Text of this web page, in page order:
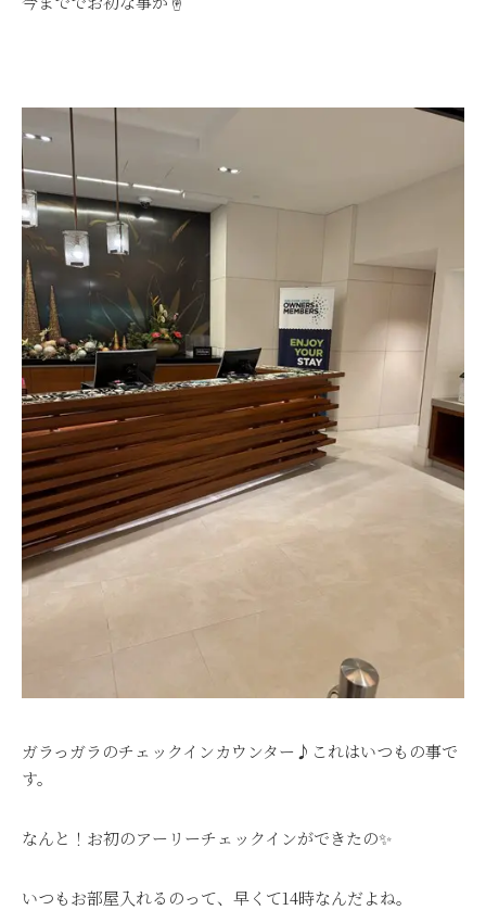
ガラっガラのチェックインカウンター♪これはいつもの事で
す。
なんと！お初のアーリーチェックインができたの✨
いつもお部屋入れるのって、早くて14時なんだよね。